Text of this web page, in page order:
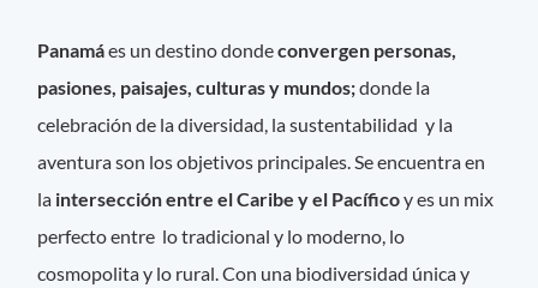
Panamáes un destino dondeconvergen personas,
pasiones, paisajes, culturas y mundos;donde la
celebración de la diversidad, la sustentabilidad y la
aventura son los objetivos principales. Se encuentra en
la intersección entre el Caribe y el Pacíficoy es un mix
perfecto entre lo tradicional y lo moderno, lo
cosmopolita y lo rural. Con una biodiversidad única y